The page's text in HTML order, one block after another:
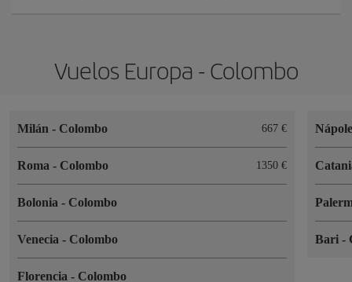
Vuelos Europa - Colombo
Milán - Colombo 667
Roma - Colombo 1350
Bolonia - Colombo
Venecia - Colombo
Florencia - Colombo
Bari-